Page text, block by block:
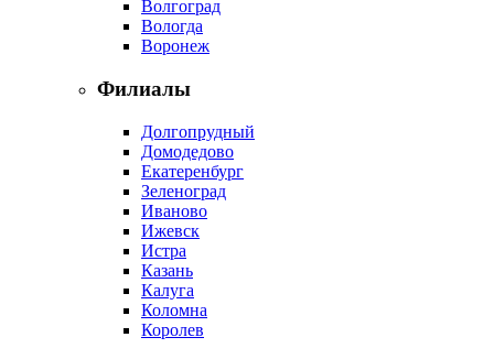
Волгоград
Вологда
Воронеж
Филиалы
Долгопрудный
Домодедово
Екатеренбург
Зеленоград
Иваново
Ижевск
Истра
Казань
Калуга
Коломна
Королев